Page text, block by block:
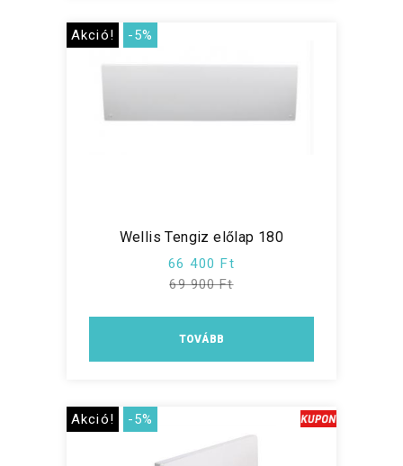
Akció! -5%
Wellis Tengiz előlap 180
66 400 Ft
69 900 Ft
TOVÁBB
Akció! -5%